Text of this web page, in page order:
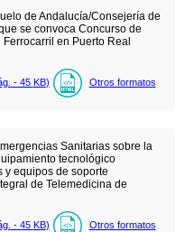
de Andalucía/Consejería de
se convoca Concurso de
en Puerto Real
- 45 KB) Otros formatos
Sanitarias sobre la
tecnológico
y equipos de soporte
de Telemedicina de
- 45 KB) Otros formatos